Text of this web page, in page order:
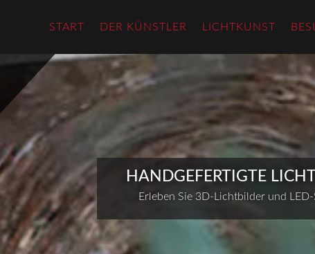
START DER KÜNSTLER LICHTKUNST
HANDGEFERTIGTE
Erleben Sie 3D-Lichtbilder und